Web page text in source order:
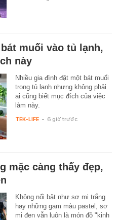
muối vào tủ lạnh,
này
Nhiều gia đình đặt một bát muối
trong tủ lạnh nhưng không phải
ai cũng biết mục đích của việc
làm này.
TEK-LIFE - 6 giờ trước
mặc càng thấy đẹp,
Không nổi bật như sơ mi trắng
hay những gam màu pastel, sơ
mi đen vẫn luôn là món đồ "kinh